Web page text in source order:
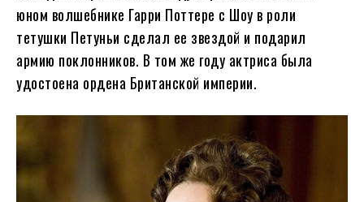
юном волшебнике Гарри Поттере с Шоу в роли
тетушки Петуньи сделал ее звездой и подарил
армию поклонников. В том же году актриса была
удостоена ордена Британской империи.